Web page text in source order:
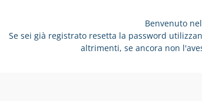
Benvenuto
Se sei già registrato resetta la password
altrimenti, se ancora non